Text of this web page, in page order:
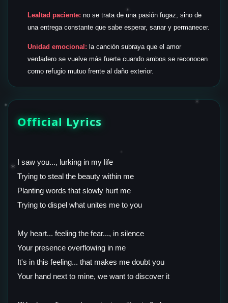
✶
✶
✶
✶
Lealtad paciente: no se trata de una pasión fugaz, sino de
una entrega constante que sabe esperar, sanar y permanecer.
Unidad emocional: la canción subraya que el amor
verdadero se vuelve más fuerte cuando ambos se reconocen
como refugio mutuo frente al daño exterior.
Official Lyrics
I saw you..., lurking in my life
Trying to steal the beauty within me
Planting words that slowly hurt me
Trying to dispel what unites me to you
My heart... feeling the fear..., in silence
Your presence overflowing in me
It's in this feeling... that makes me doubt you
Your hand next to mine, we want to discover it